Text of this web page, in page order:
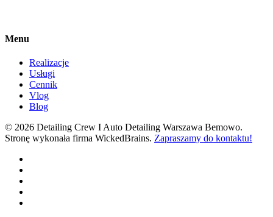
Menu
Realizacje
Usługi
Cennik
Vlog
Blog
© 2026 Detailing Crew I Auto Detailing Warszawa Bemowo.
Stronę wykonała firma WickedBrains. Zapraszamy do kontaktu!